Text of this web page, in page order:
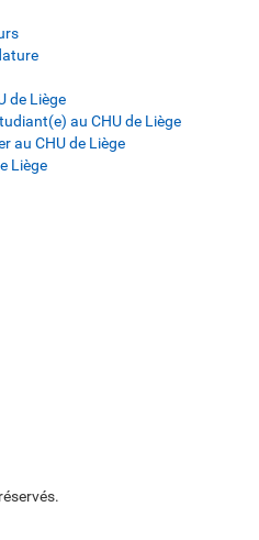
de Liège
au CHU de Liège
au CHU de Liège
Liège